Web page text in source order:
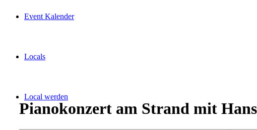
Event Kalender
Locals
Local werden
Pianokonzert am Strand mit